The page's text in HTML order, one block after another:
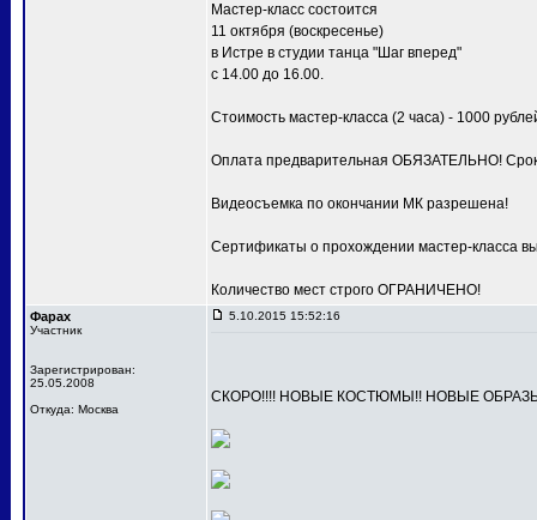
Мастер-класс состоится
11 октября (воскресенье)
в Истре в студии танца "Шаг вперед"
с 14.00 до 16.00.
Стоимость мастер-класса (2 часа) - 1000
Оплата предварительная ОБЯЗАТЕЛЬНО!
Видеосъемка по окончании МК разрешена!
Сертификаты о прохождении мастер-класса
Количество мест строго ОГРАНИЧЕНО!
Фарах
Участник
Зарегистрирован:
25.05.2008
Откуда: Москва
5.10.2015 15:52:16
СКОРО!!!! НОВЫЕ КОСТЮМЫ!! НОВЫЕ